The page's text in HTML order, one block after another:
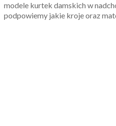
modele kurtek damskich w
podpowiemy jakie kroje oraz